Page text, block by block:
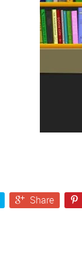
Share